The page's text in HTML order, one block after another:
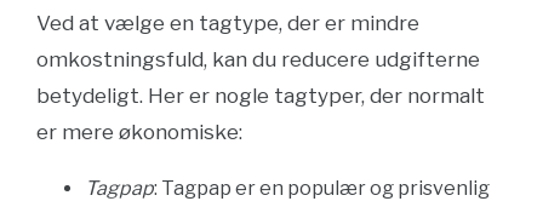
Ved at vælge en tagtype, der er mindre
omkostningsfuld, kan du reducere udgifterne
betydeligt. Her er nogle tagtyper, der normalt
er mere økonomiske:
Tagpap: Tagpap er en populær og prisvenlig